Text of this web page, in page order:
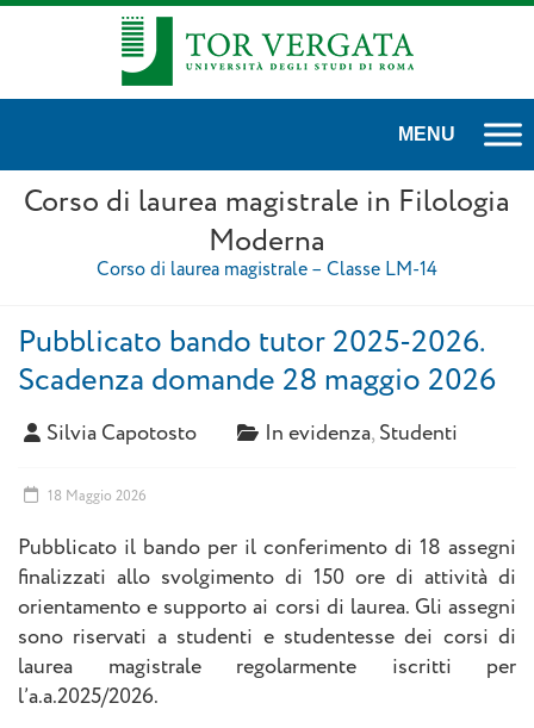
Corso di laurea magistrale in Filologia
Moderna
Corso di laurea magistrale – Classe LM-14
Pubblicato bando tutor 2025-2026.
Scadenza domande 28 maggio 2026
Silvia Capotosto In evidenza,Studenti
18 Maggio 2026
Pubblicato il bando per il conferimento di 18 assegni
finalizzati allo svolgimento di 150 ore di attività di
orientamento e supporto ai corsi di laurea. Gli assegni
sono riservati a studenti e studentesse dei corsi di
laurea magistrale regolarmente iscritti per
l’a.a.2025/2026.